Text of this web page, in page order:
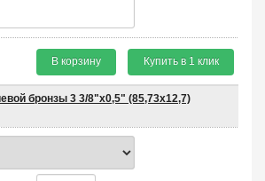
В корзину Купить в 1 клик
бронзы 3 3/8"х0,5" (85,73х12,7)